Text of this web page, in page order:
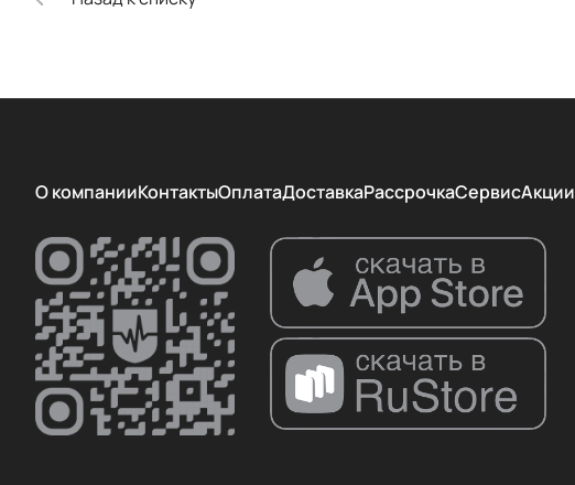
О компанииКонтактыОплатаДоставкаРассрочкаСервисАкции